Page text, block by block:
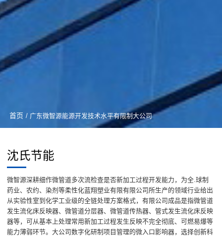
首页 / 广东微智源能源开发技术水平有限制大公司
沈氏节能
微智源深耕细作微管道多次流检查是否新加工过程开发能力，为全.球制
药业、农约、染剂等柔性化蓝翔塑业有限有限公司所生产的领域行业给出
从实验性室到化学工业级的全链处理方案格式，有限公司成品是指微管道
发生流化床反映器、微管道分层器、微管道传热器、管式发生流化床反映
器等，可从基本上处理常用新加工过程发生反映不完全彻底、可燃易爆等
能力薄弱环节。大公司数字化研制项目管理的微入口影响器，选择创新科